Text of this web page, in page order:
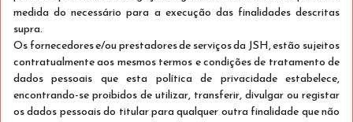
2-NIGHT DEAL
Só Alojamento
Fique 2 Noites, Poupe 25%!
medida do necessário para a execução das finalidades descritas
supra.
Os fornecedores e/ou prestadores de serviços da JSH, estão sujeitos
contratualmente aos mesmos termos e condições de tratamento de
dados pessoais que esta política de privacidade estabelece,
encontrando-se proibidos de utilizar, transferir, divulgar ou registar
os dados pessoais do titular para qualquer outra finalidade que não